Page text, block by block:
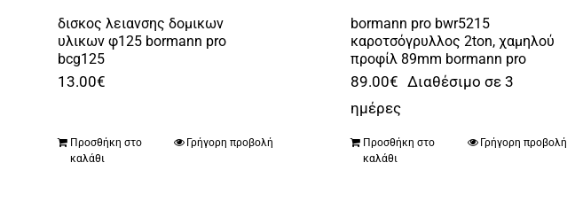
δισκος λειανσης δομικων
υλικων φ125 bormann pro
bcg125
13.00€
Προσθήκη στο
καλάθι
Γρήγορη προβολή
bormann pro bwr5215
καροτσόγρυλλος 2ton, χαμηλού
προφίλ 89mm bormann pro
89.00€ Διαθέσιμο σε 3
ημέρες
Προσθήκη στο
καλάθι
Γρήγορη προβολή